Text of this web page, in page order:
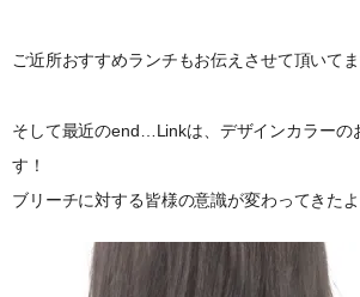
ご近所おすすめランチもお伝えさせて頂いてま
そして最近のend…Linkは、デザインカラーの
す！
ブリーチに対する皆様の意識が変わってきたよ